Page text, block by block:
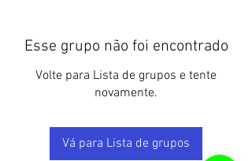
Esse grupo não foi encontrado
Volte para Lista de grupos e tente
novamente.
Vá para Lista de grupos